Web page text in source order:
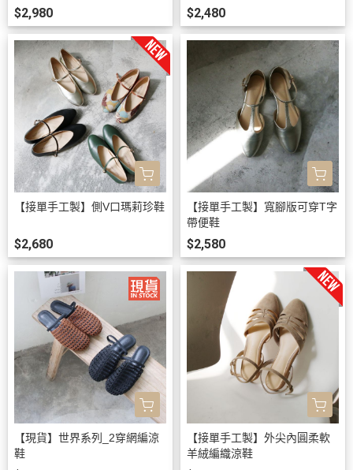
$2,980 $2,480
【接單手工製】側V口瑪莉珍鞋
$2,680
【接單手工製】寬腳版可穿T字
帶便鞋
$2,580
【現貨】世界系列_2穿網編涼
鞋
【接單手工製】外尖內圓柔軟
羊絨編織涼鞋